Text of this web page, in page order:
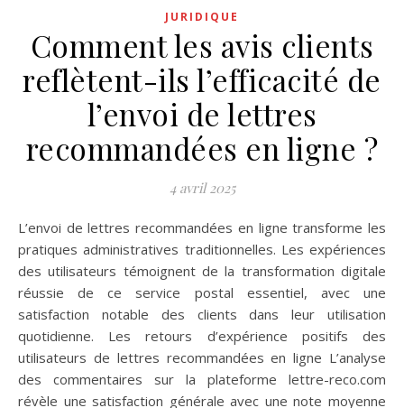
JURIDIQUE
Comment les avis clients
reflètent-ils l’efficacité de
l’envoi de lettres
recommandées en ligne ?
4 avril 2025
L’envoi de lettres recommandées en ligne transforme les
pratiques administratives traditionnelles. Les expériences
des utilisateurs témoignent de la transformation digitale
réussie de ce service postal essentiel, avec une
satisfaction notable des clients dans leur utilisation
quotidienne. Les retours d’expérience positifs des
utilisateurs de lettres recommandées en ligne L’analyse
des commentaires sur la plateforme lettre-reco.com
révèle une satisfaction générale avec une note moyenne